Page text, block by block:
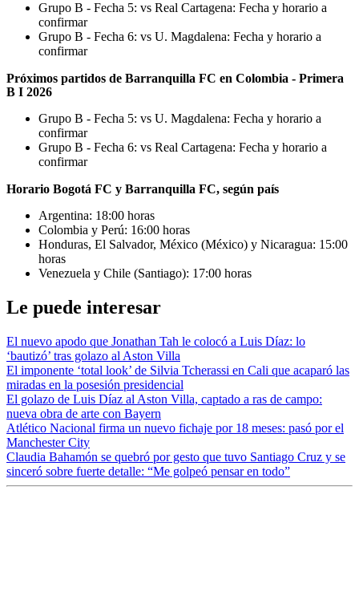
Grupo B - Fecha 5: vs Real Cartagena: Fecha y horario a
confirmar
Grupo B - Fecha 6: vs U. Magdalena: Fecha y horario a
confirmar
Próximos partidos de Barranquilla FC en Colombia - Primera
B I 2026
Grupo B - Fecha 5: vs U. Magdalena: Fecha y horario a
confirmar
Grupo B - Fecha 6: vs Real Cartagena: Fecha y horario a
confirmar
Horario Bogotá FC y Barranquilla FC, según país
Argentina: 18:00 horas
Colombia y Perú: 16:00 horas
Honduras, El Salvador, México (México) y Nicaragua: 15:00
horas
Venezuela y Chile (Santiago): 17:00 horas
Le puede interesar
El nuevo apodo que Jonathan Tah le colocó a Luis Díaz: lo
‘bautizó’ tras golazo al Aston Villa
El imponente ‘total look’ de Silvia Tcherassi en Cali que acaparó las
miradas en la posesión presidencial
El golazo de Luis Díaz al Aston Villa, captado a ras de campo:
nueva obra de arte con Bayern
Atlético Nacional firma un nuevo fichaje por 18 meses: pasó por el
Manchester City
Claudia Bahamón se quebró por gesto que tuvo Santiago Cruz y se
sinceró sobre fuerte detalle: “Me golpeó pensar en todo”